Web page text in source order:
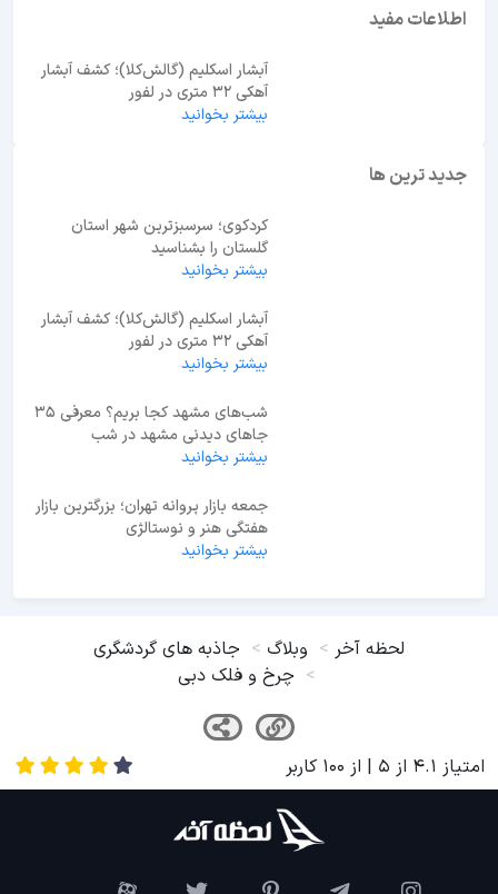
اطلاعات مفید
آبشار اسکلیم (گالش‌کلا)؛ کشف آبشار
آهکی ۳۲ متری در لفور
بیشتر بخوانید
جدید ترین ها
کردکوی؛ سرسبزترین شهر استان
گلستان را بشناسید
بیشتر بخوانید
آبشار اسکلیم (گالش‌کلا)؛ کشف آبشار
آهکی ۳۲ متری در لفور
بیشتر بخوانید
شب‌های مشهد کجا بریم؟ معرفی 35
جاهای دیدنی مشهد در شب
بیشتر بخوانید
جمعه بازار پروانه تهران؛ بزرگترین بازار
هفتگی هنر و نوستالژی
بیشتر بخوانید
لحظه آخر وبلاگ
جاذبه های گردشگری
چرخ و فلک دبی
امتیاز 4.1 از 5 | از 100 کاربر